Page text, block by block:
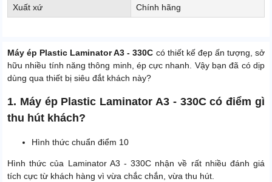
Xuất xứ Chính hãng
Máy ép Plastic Laminator A3 - 330C có thiết kế đẹp ấn tượng, sở
hữu nhiều tính năng thông minh, ép cực nhanh. Vậy bạn đã có dịp
dùng qua thiết bị siêu đắt khách này?
1. Máy ép Plastic Laminator A3 - 330C có điểm gì
thu hút khách?
Hình thức chuẩn điểm 10
Hình thức của Laminator A3 - 330C nhận về rất nhiều đánh giá
tích cực từ khách hàng vì vừa chắc chắn, vừa thu hút.